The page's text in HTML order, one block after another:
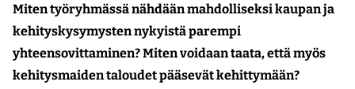
Miten työryhmässä nähdään mahdolliseksi kaupan ja
kehityskysymysten nykyistä parempi
yhteensovittaminen? Miten voidaan taata, että myös
kehitysmaiden taloudet pääsevät kehittymään?